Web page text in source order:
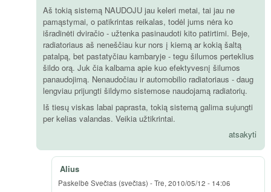
Aš tokią sistemą NAUDOJU jau keleri metai, tai jau ne
pamąstymai, o patikrintas reikalas, todėl jums nėra ko
išradinėti dviračio - užtenka pasinaudoti kito patirtimi. Beje,
radiatoriaus aš neneščiau kur nors į kiemą ar kokią šaltą
patalpą, bet pastatyčiau kambaryje - tegu šilumos perteklius
šildo orą. Juk čia kalbama apie kuo efektyvesnį šilumos
panaudojimą. Nenaudočiau ir automobilio radiatoriaus - daug
lengviau prijungti šildymo sistemose naudojamą radiatorių.
Iš tiesų viskas labai paprasta, tokią sistemą galima sujungti
per kelias valandas. Veikia užtikrintai.
atsakyti
Alius
Paskelbė Svečias (svečias) -Tre, 2010/05/12 - 14:06